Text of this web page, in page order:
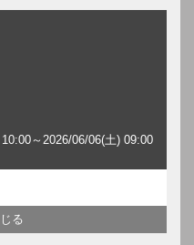
～2026/06/06(土) 09:00